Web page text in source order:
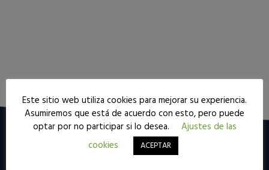
Mi web
Este sitio web utiliza cookies para mejorar su experiencia.
Asumiremos que está de acuerdo con esto, pero puede
optar por no participar si lo desea.
Ajustes de las
cookies
ACEPTAR